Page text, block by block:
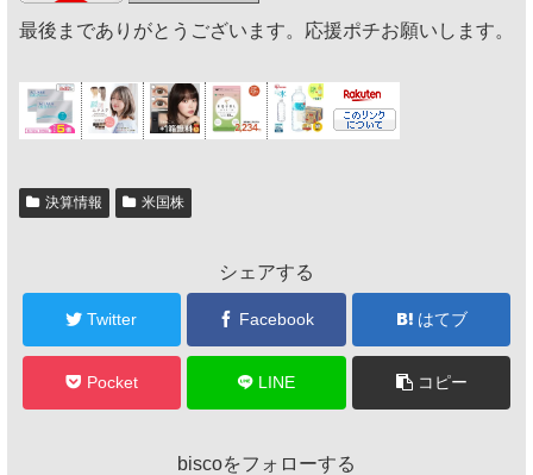
最後までありがとうございます。応援ポチお願いします。
決算情報 米国株
シェアする
Twitter Facebook はてブ
Pocket LINE コピー
biscoをフォローする